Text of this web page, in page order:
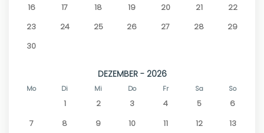
16
17 18 19 20 21
22
23
24 25 26 27 28
29
30
DEZEMBER - 2026
Mo Di Mi Do Fr Sa So
1 2 3 4 5
6
7
8 9 10 11 12
13